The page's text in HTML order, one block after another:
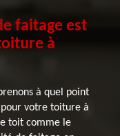
faitage est
à
à quel point
votre toiture à
toit comme le